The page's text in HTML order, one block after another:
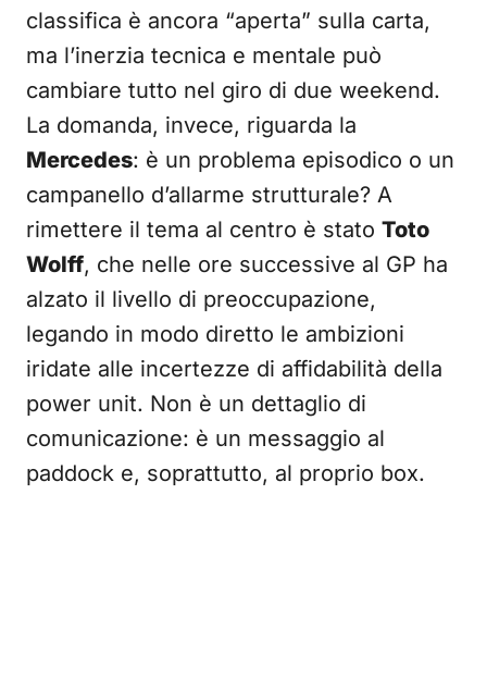
classifica è ancora “aperta” sulla carta,
ma l’inerzia tecnica e mentale può
cambiare tutto nel giro di due weekend.
La domanda, invece, riguarda la
Mercedes: è un problema episodico o un
campanello d’allarme strutturale? A
rimettere il tema al centro è stato Toto
Wolff, che nelle ore successive al GP ha
alzato il livello di preoccupazione,
legando in modo diretto le ambizioni
iridate alle incertezze di affidabilità della
power unit. Non è un dettaglio di
comunicazione: è un messaggio al
paddock e, soprattutto, al proprio box.